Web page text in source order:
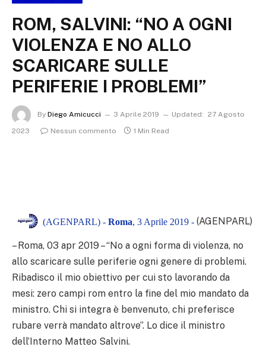
ROM, SALVINI: “NO A OGNI
VIOLENZA E NO ALLO
SCARICARE SULLE
PERIFERIE I PROBLEMI”
By Diego Amicucci 3 Aprile 2019 Updated: 27 Agosto
2023
Nessun commento 1 Min Read
(AGENPARL) - Roma, 3 Aprile 2019 - (AGENPARL)
– Roma, 03 apr 2019 – “No a ogni forma di violenza, no
allo scaricare sulle periferie ogni genere di problemi.
Ribadisco il mio obiettivo per cui sto lavorando da
mesi: zero campi rom entro la fine del mio mandato da
ministro. Chi si integra è benvenuto, chi preferisce
rubare verrà mandato altrove”. Lo dice il ministro
dell’Interno Matteo Salvini.